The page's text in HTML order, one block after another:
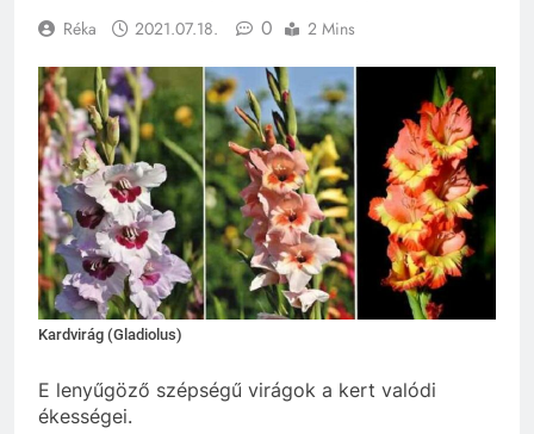
Réka 2021.07.18. 0 2 Mins
Kardvirág (Gladiolus)
E lenyűgöző szépségű virágok a kert valódi
ékességei.